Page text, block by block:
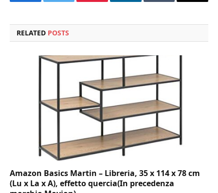
RELATED POSTS
Amazon Basics Martin – Libreria, 35 x 114 x 78 cm
(Lu x La x A), effetto quercia(In precedenza